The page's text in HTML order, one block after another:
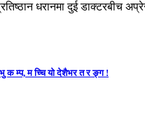
प्रतिष्ठान धरानमा दुई
भु क म्प, म च्चि यो देशैभर त र ङ्ग !